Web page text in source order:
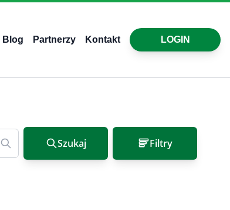
Blog Partnerzy Kontakt LOGIN
Szukaj Filtry